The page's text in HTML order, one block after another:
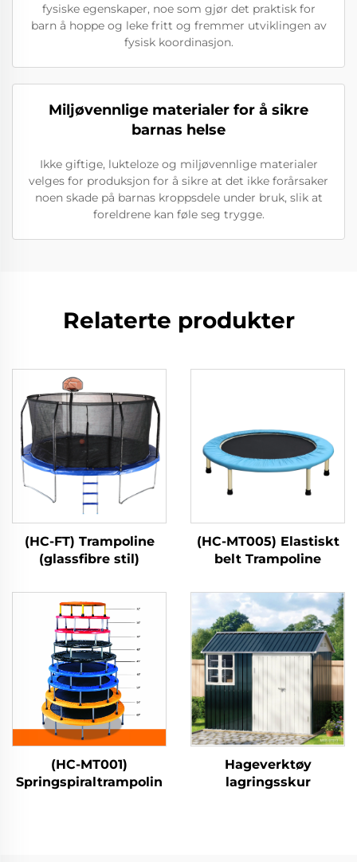
fysiske egenskaper, noe som gjør det praktisk for
barn å hoppe og leke fritt og fremmer utviklingen av
fysisk koordinasjon.
Miljøvennlige materialer for å sikre
barnas helse
Ikke giftige, lukteloze og miljøvennlige materialer
velges for produksjon for å sikre at det ikke forårsaker
noen skade på barnas kroppsdele under bruk, slik at
foreldrene kan føle seg trygge.
Relaterte produkter
(HC-FT) Trampoline
(glassfibre stil)
(HC-MT005) Elastiskt
belt Trampoline
(HC-MT001)
Springspiraltrampolin
Hageverktøy
lagringsskur